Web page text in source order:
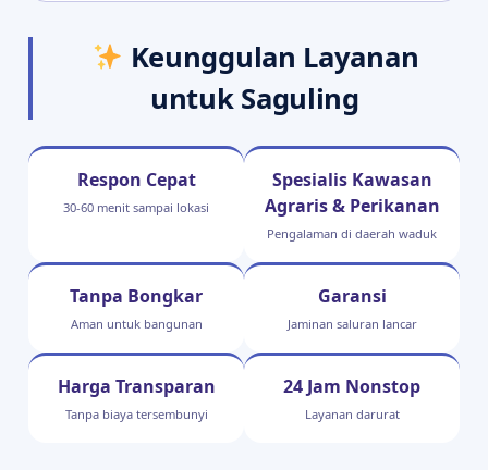
Keunggulan Layanan
untuk Saguling
Respon Cepat
30-60 menit sampai lokasi
Spesialis Kawasan
Agraris & Perikanan
Pengalaman di daerah waduk
Tanpa Bongkar
Aman untuk bangunan
Garansi
Jaminan saluran lancar
Harga Transparan
Tanpa biaya tersembunyi
24 Jam Nonstop
Layanan darurat